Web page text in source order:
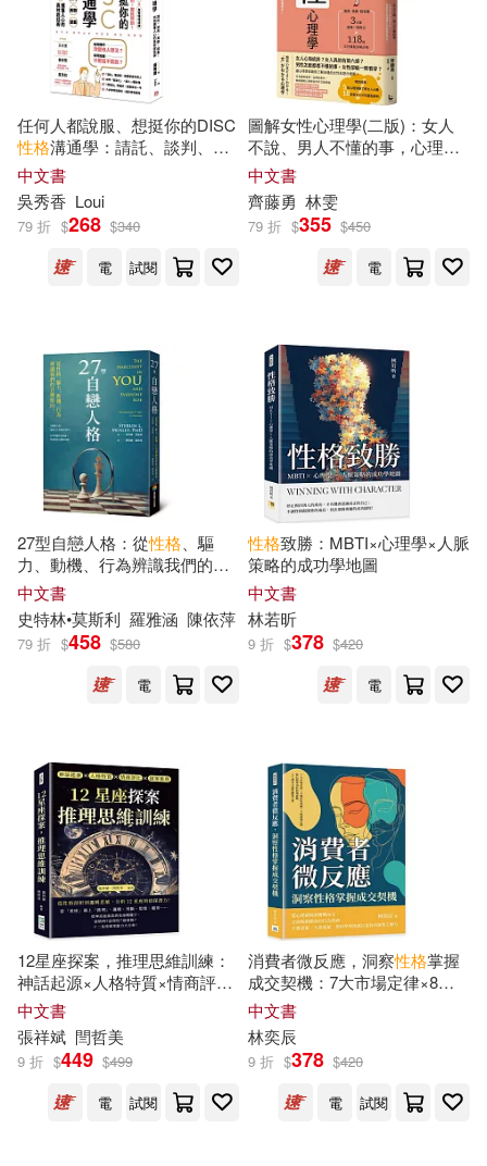
張樂平(34)
曲一線（主編）(34)
編輯部(34)
Gwon Gyeoeul(33)
於清峰（主編）(33)
灌木文化(33)
衛生專業職稱考試研究專家組(33)
陳有亮(33) 韓雪濤(33)
S-cute(32) Tomiyama(32)
七草天音(32)
交通部運輸研究所(32)
全國一級建造師執業資格考試輔導
編寫委員會(32)
噠噠貓(32) 敖幼祥(32)
水野美波(32) 白石ガッタ(32)
石地(32) 福山遼子(32)
(32)
Milkyway(178) Naxos(178)
心靈工坊(178)
陝西師範大學出版社(177)
中國科學技術出版社(176)
北京工業大學出版社(174)
江西教育出版社(174)
中國建材工業出版社(172)
天地出版社(172)
人民日報出版社(171)
中國三峽出版社(169)
滾石移動(167) 瑞昇(167)
湖南文藝出版社(165)
安徽少年兒童出版社(161)
千華駐科技(160)
亞升實業(159)
任何人都說服、想挺你的DISC
性格溝通學：請託、談判、商
聊、提案，55招擄獲人心的高
效說話術
中文書
吳秀香 Loui
79 折 $268 $340
電
試閱
圖解女性心理學(二版)：女人
不說、男人不懂的事，心理學
家教你從行為、習慣與
懂女性的真實想法!
中文書
齊藤勇 林雯
79 折 $355 $450
電
27型自戀人格：從性格 、驅
力、動機、行為辨識我們的自
戀傾向
中文書
史特林•莫斯利 羅雅涵 陳依萍
79 折 $458 $580
電
性格致勝：MBTI×心理學×人脈
策略的成功學地圖
中文書
林若昕
9 折 $378 $420
電
12星座探案，推理思維訓練：
神話起源×人格特質×情商評比
×謎案推理，從
思維，分析12星座的偵探潛力!
中文書
張祥斌 閆哲美
9 折 $449 $499
電
試閱
消費者微反應，洞察性格掌握
成交契機：7大市場定律×8種
決策效應×9條誘導法則，將心
理學用於商場實戰，人人都有
合適的應對方案
中文書
林奕辰
9 折 $378 $420
電
試閱